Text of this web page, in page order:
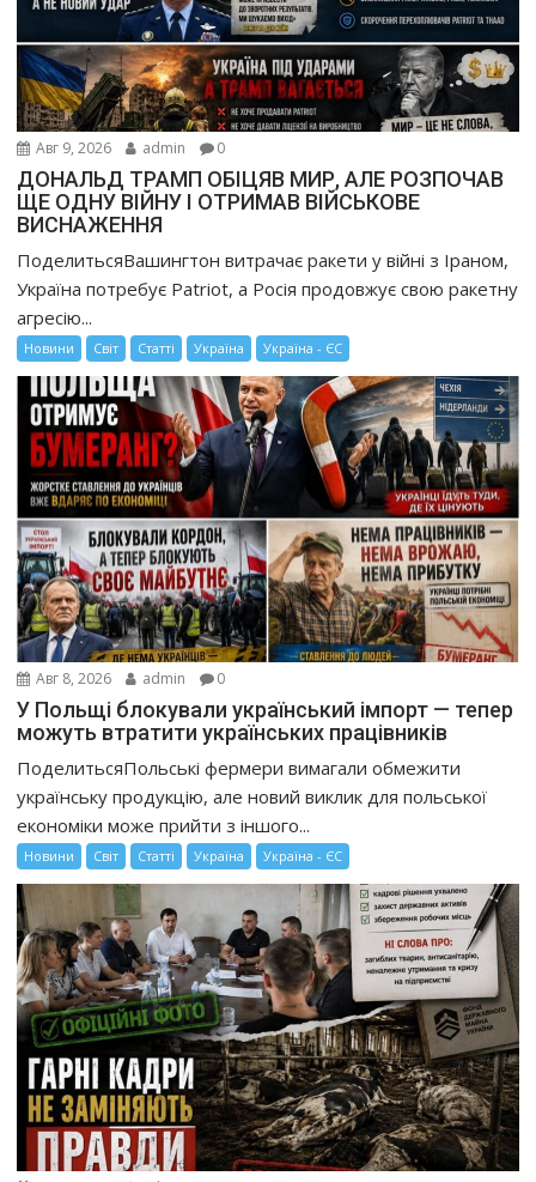
Авг 9, 2026 admin 0
ДОНАЛЬД ТРАМП ОБІЦЯВ МИР, АЛЕ РОЗПОЧАВ
ЩЕ ОДНУ ВІЙНУ І ОТРИМАВ ВІЙСЬКОВЕ
ВИСНАЖЕННЯ
ПоделитьсяВашингтон витрачає ракети у війні з Іраном,
Україна потребує Patriot, а Росія продовжує свою ракетну
агресію...
Новини Світ Статті Україна Україна - ЄС
Авг 8, 2026 admin 0
У Польщі блокували український імпорт — тепер
можуть втратити українських працівників
ПоделитьсяПольські фермери вимагали обмежити
українську продукцію, але новий виклик для польської
економіки може прийти з іншого...
Новини Світ Статті Україна Україна - ЄС